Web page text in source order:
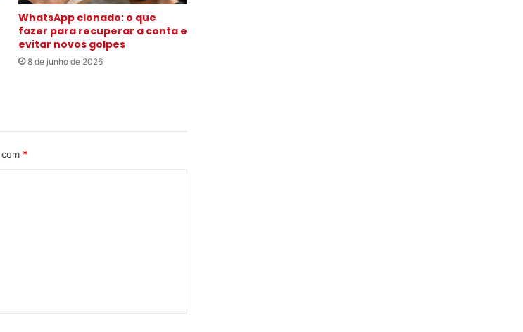
WhatsApp clonado: o que
fazer para recuperar a conta e
evitar novos golpes
8 de junho de 2026
*